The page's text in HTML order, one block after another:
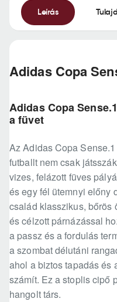
Leírás
Adidas Copa
Adidas Copa
a füvet
Az Adidas Copa
futballt nem csak
vizes, felázott füves
és egy fél ütemnyi előny
család klasszikus, bőrös
és célzott párnázással
a passz és a fordulás
a szombat délutáni
ahol a biztos tapadás és
számít. Ez a stoplis cipő
hangolt társ.